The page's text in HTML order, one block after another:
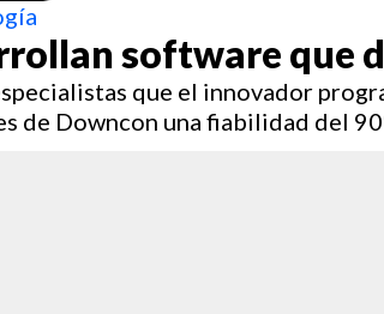
software que
que el innovador
de Downcon una fiabilidad del